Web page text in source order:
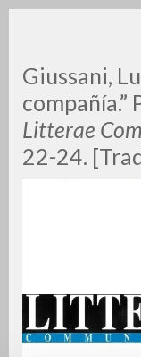
Giussani,
compañía.”
Litterae
22-24.